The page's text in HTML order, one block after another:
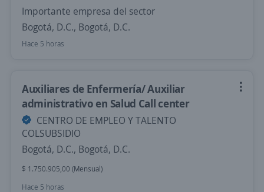
Importante empresa del sector
Bogotá, D.C., Bogotá, D.C.
Hace 5 horas
Auxiliares de Enfermería/ Auxiliar
administrativo en Salud Call center
CENTRO DE EMPLEO Y TALENTO
COLSUBSIDIO
Bogotá, D.C., Bogotá, D.C.
$ 1.750.905,00 (Mensual)
Hace 5 horas